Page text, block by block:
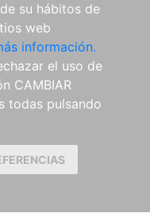
su hábitos de
web
información.
el uso de
CAMBIAR
todas pulsando